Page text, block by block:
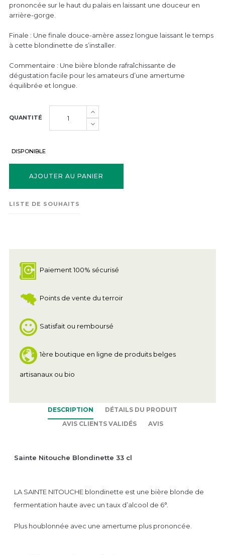
prononcée sur le haut du palais en laissant une douceur en
arrière-gorge.
Finale : Une finale douce-amère assez longue laissant le temps
à cette blondinette de s’installer.
Commentaire : Une bière blonde rafraîchissante de
dégustation facile pour les amateurs d’une amertume
équilibrée et longue.
QUANTITÉ
DISPONIBLE
AJOUTER AU PANIER
LISTE DE SOUHAITS
Paiement 100% sécurisé
Points de vente du terroir
Satisfait ou remboursé
1ère boutique en ligne de produits belges
artisanaux ou bio
DESCRIPTION
DÉTAILS DU PRODUIT
AVIS CLIENTS VALIDÉS
AVIS
Sainte Nitouche Blondinette 33 cl
LA SAINTE NITOUCHE blondinette est une bière blonde de
fermentation haute avec un taux d’alcool de 6°.
Plus houblonnée avec une amertume plus prononcée.